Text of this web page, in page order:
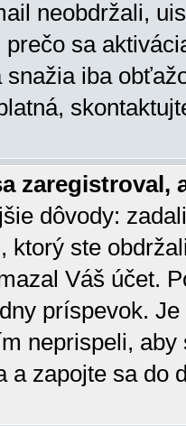
neobdržali,
prečo sa
snažia iba
zaregistroval,
dôvody:
ktorý ste
Váš účet.
príspevok.
neprispeli,
a zapojte sa do